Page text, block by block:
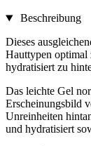
Beschreibung
Dieses
Hauttypen optimal
hydratisiert zu
Das leichte Gel
Erscheinungsbild
Unreinheiten
und hydratisiert